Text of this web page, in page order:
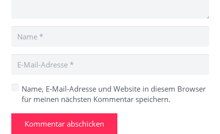
Name, E-Mail-Adresse und Website in diesem Browser
für meinen nächsten Kommentar speichern.
Kommentar abschicken